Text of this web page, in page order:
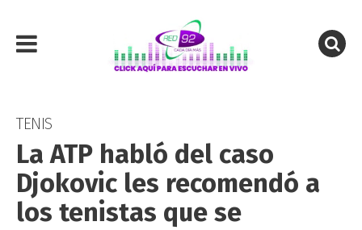
TENIS
La ATP habló del caso
Djokovic les recomendó a
los tenistas que se